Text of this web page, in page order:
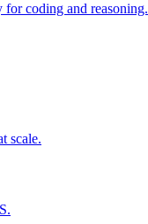
coding and reasoning.
scale.